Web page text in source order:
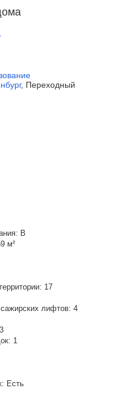
, Переходный
B
м²
17
лифтов: 4
3
1
Есть